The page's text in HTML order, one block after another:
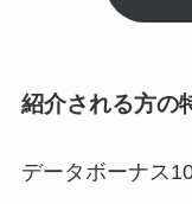
紹介される方の
データボーナス